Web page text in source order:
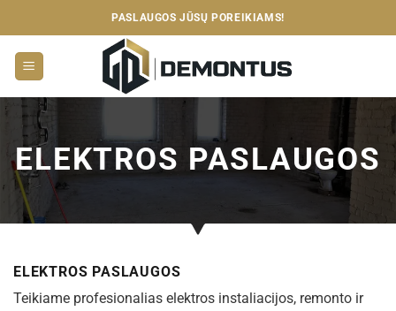
to
content
PASLAUGOS JŪSŲ POREIKIAMS!
ELEKTROS PASLAUGOS
ELEKTROS PASLAUGOS
Teikiame profesionalias elektros instaliacijos, remonto ir